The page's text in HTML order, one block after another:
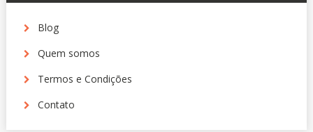
Blog
Quem somos
Termos e Condições
Contato